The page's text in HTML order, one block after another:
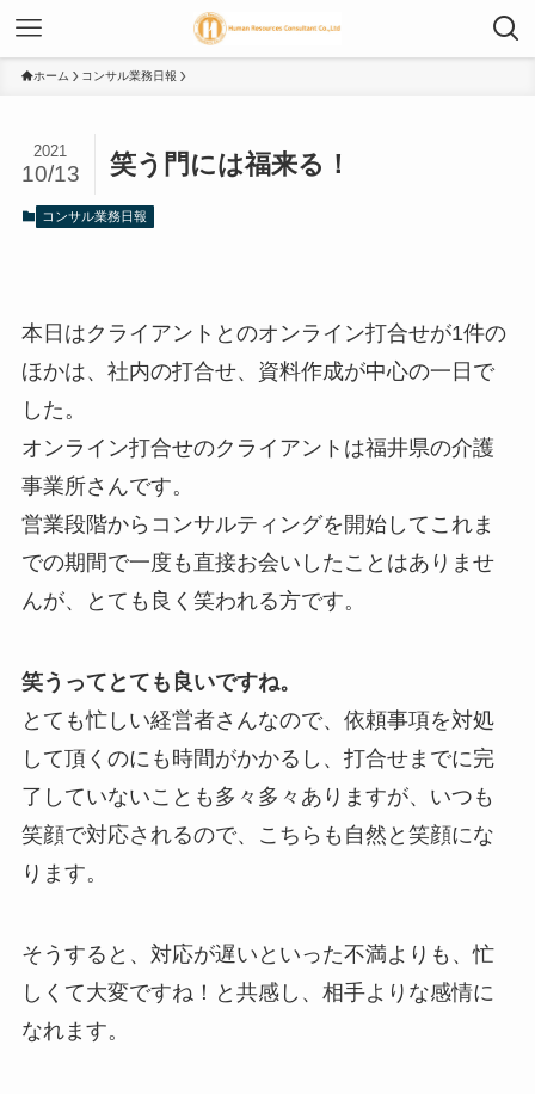
ホーム コンサル業務日報
笑う門には福来る！
2021
10/13
コンサル業務日報
本日はクライアントとのオンライン打合せが1件の
ほかは、社内の打合せ、資料作成が中心の一日で
した。
オンライン打合せのクライアントは福井県の介護
事業所さんです。
営業段階からコンサルティングを開始してこれま
での期間で一度も直接お会いしたことはありませ
んが、とても良く笑われる方です。
笑うってとても良いですね。
とても忙しい経営者さんなので、依頼事項を対処
して頂くのにも時間がかかるし、打合せまでに完
了していないことも多々多々ありますが、いつも
笑顔で対応されるので、こちらも自然と笑顔にな
ります。
そうすると、対応が遅いといった不満よりも、忙
しくて大変ですね！と共感し、相手よりな感情に
なれます。